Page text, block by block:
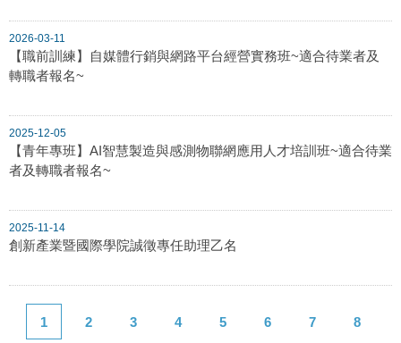
2026-03-11
【職前訓練】自媒體行銷與網路平台經營實務班~適合待業者及
轉職者報名~
2025-12-05
【青年專班】AI智慧製造與感測物聯網應用人才培訓班~適合待業
者及轉職者報名~
2025-11-14
創新產業暨國際學院誠徵專任助理乙名
1 2 3 4 5 6 7 8